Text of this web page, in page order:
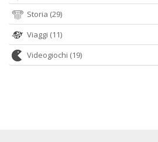
Storia (29)
Viaggi (11)
Videogiochi (19)